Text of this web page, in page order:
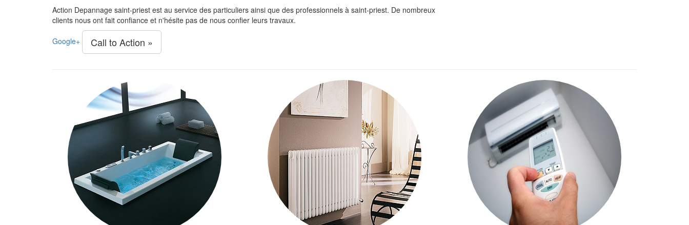
Action Depannage saint-priest est au service des particuliers ainsi que des professionnels à saint-priest. De nombreux
clients nous ont fait confiance et n'hésite pas de nous confier leurs travaux.
Google+ Call to Action »